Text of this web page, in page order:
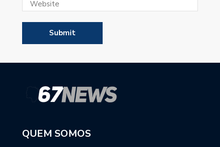
QUEM SOMOS